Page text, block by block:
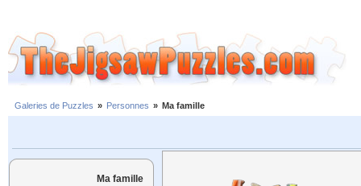
Galeries de Puzzles » Personnes » Ma famille
Ma famille